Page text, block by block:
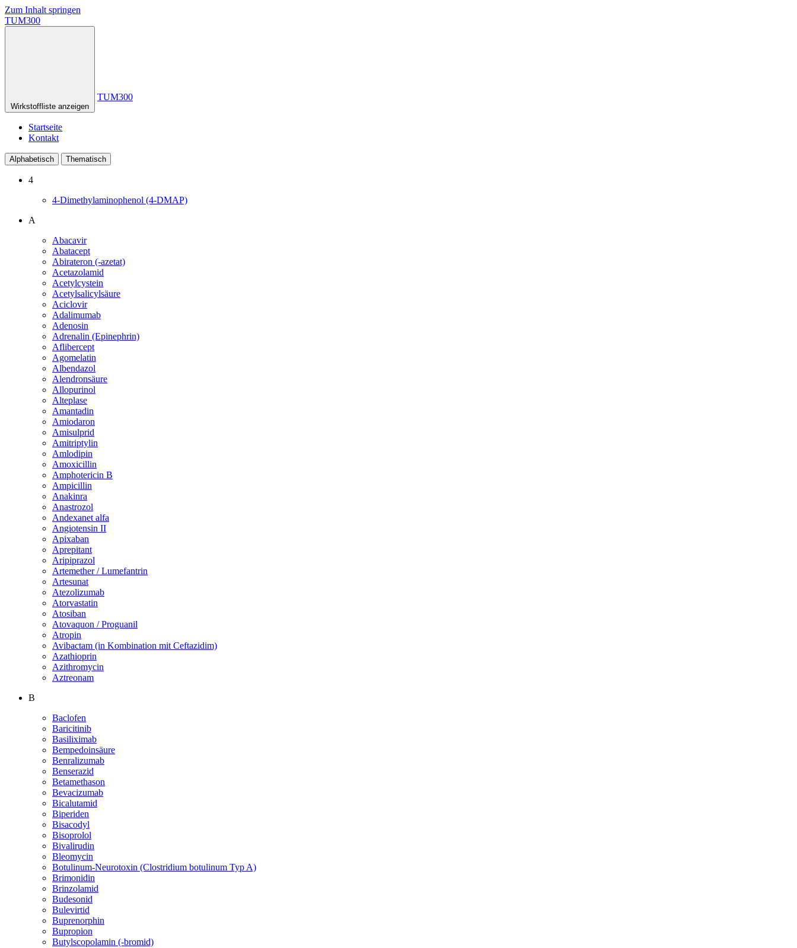
Zum Inhalt springen
TUM300
Wirkstoffliste anzeigen
TUM300
Startseite
Kontakt
Alphabetisch Thematisch
4
4-Dimethylaminophenol (4-DMAP)
A
Abacavir
Abatacept
Abirateron (-azetat)
Acetazolamid
Acetylcystein
Acetylsalicylsäure
Aciclovir
Adalimumab
Adenosin
Adrenalin (Epinephrin)
Aflibercept
Agomelatin
Albendazol
Alendronsäure
Allopurinol
Alteplase
Amantadin
Amiodaron
Amisulprid
Amitriptylin
Amlodipin
Amoxicillin
Amphotericin B
Ampicillin
Anakinra
Anastrozol
Andexanet alfa
Angiotensin II
Apixaban
Aprepitant
Aripiprazol
Artemether / Lumefantrin
Artesunat
Atezolizumab
Atorvastatin
Atosiban
Atovaquon / Proguanil
Atropin
Avibactam (in Kombination mit Ceftazidim)
Azathioprin
Azithromycin
Aztreonam
B
Baclofen
Baricitinib
Basiliximab
Bempedoinsäure
Benralizumab
Benserazid
Betamethason
Bevacizumab
Bicalutamid
Biperiden
Bisacodyl
Bisoprolol
Bivalirudin
Bleomycin
Botulinum-Neurotoxin (Clostridium botulinum Typ A)
Brimonidin
Brinzolamid
Budesonid
Bulevirtid
Buprenorphin
Bupropion
Butylscopolamin (-bromid)